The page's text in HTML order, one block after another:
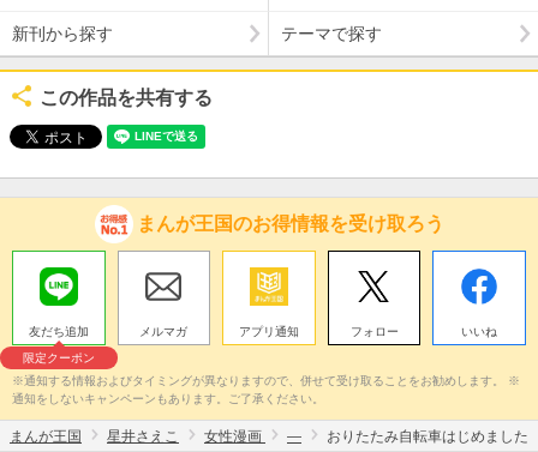
新刊から探す テーマで探す
この作品を共有する
まんが王国のお得情報を受け取ろう
友だち追加
限定クーポン
メルマガ アプリ通知 フォロー いいね
※通知する情報およびタイミングが異なりますので、併せて受け取ることをお勧めします。 ※
通知をしないキャンペーンもあります。ご了承ください。
まんが王国 星井さえこ 女性漫画 ― おりたたみ自転車はじめました